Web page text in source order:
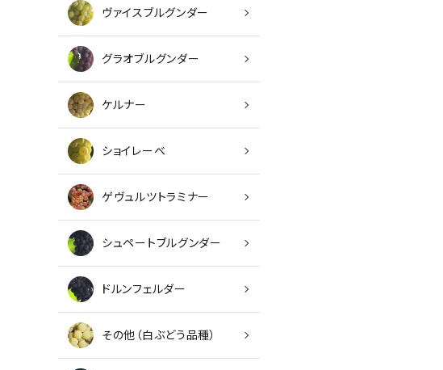
ヴァイスブルグンダー
グラオブルグンダー
ケルナー
ショイレーベ
ゲヴュルツトラミナー
シュペートブルグンダー
ドルンフェルダー
その他（白ぶどう品種）